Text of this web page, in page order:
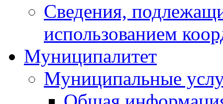
Сведения,
использованием
Муниципалитет
Муниципальные